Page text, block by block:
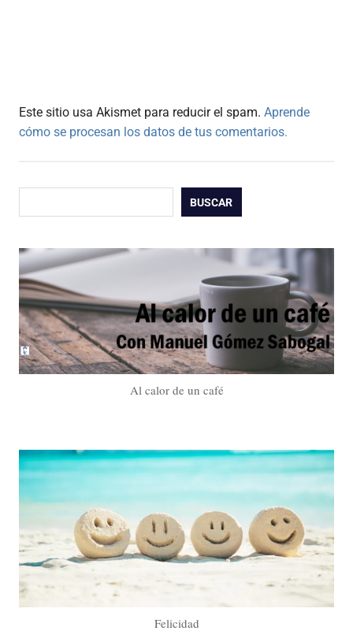
Este sitio usa Akismet para reducir el spam. Aprende
cómo se procesan los datos de tus comentarios.
BUSCAR
Al calor de un café
Felicidad